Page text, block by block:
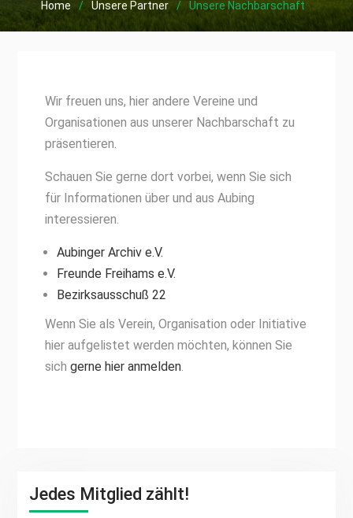
Home Unsere Partner Unsere Nachbarschaft
Wir freuen uns, hier andere Vereine und
Organisationen aus unserer Nachbarschaft zu
präsentieren.
Schauen Sie gerne dort vorbei, wenn Sie sich
für Informationen über und aus Aubing
interessieren.
Aubinger Archiv e.V.
Freunde Freihams e.V.
Bezirksausschuß 22
Wenn Sie als Verein, Organisation oder Initiative
hier aufgelistet werden möchten, können Sie
sich gerne hier anmelden.
Jedes Mitglied zählt!